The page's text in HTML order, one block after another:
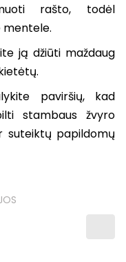
rašto, todėl
ją džiūti maždaug
paviršių, kad
stambaus žvyro
suteiktų papildomų